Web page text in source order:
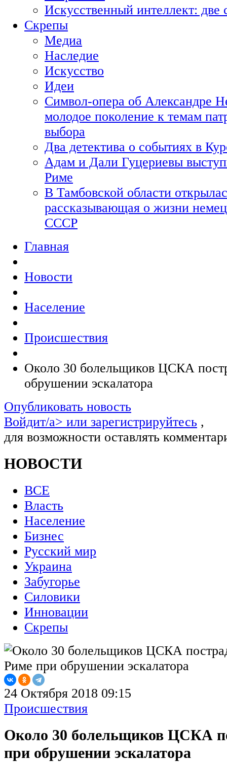
Искусственный интеллект:
Скрепы
Медиа
Наследие
Искусство
Идеи
Символ-опера об Александре
молодое поколение к темам
выбора
Два детектива о событиях в
Адам и Дали Гуцериевы
Риме
В Тамбовской области
рассказывающая о жизни
СССР
Главная
Новости
Население
Происшествия
Около 30 болельщиков ЦСКА
обрушении эскалатора
Опубликовать новость
Войдит/a> или зарегистрируйтесь ,
для возможности оставлять
НОВОСТИ
ВСЕ
Власть
Население
Бизнес
Русский мир
Украина
Забугорье
Силовики
Инновации
Скрепы
24 Октября 2018 09:15
Происшествия
Около 30 болельщиков ЦСКА
при обрушении эскалатора